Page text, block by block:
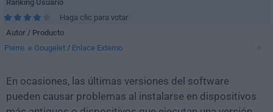
Ránking Usuario
Haga clic para votar
Autor / Producto
Pierre. e Gougelet / Enlace Externo
En ocasiones, las últimas versiones del software
pueden causar problemas al instalarse en dispositivos